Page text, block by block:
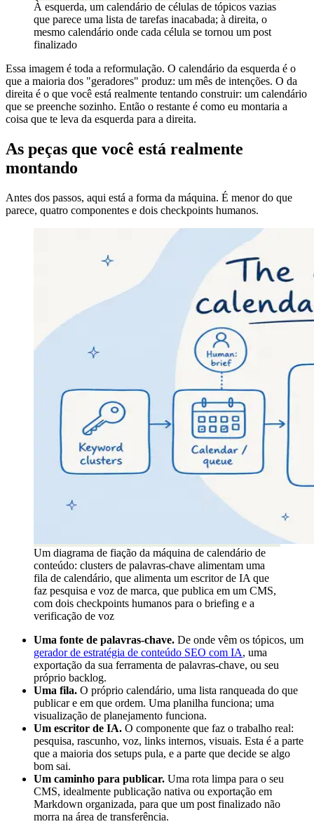
À esquerda, um calendário de células de tópicos vazias
que parece uma lista de tarefas inacabada; à direita, o
mesmo calendário onde cada célula se tornou um post
finalizado
Essa imagem é toda a reformulação. O calendário da esquerda é o
que a maioria dos "geradores" produz: um mês de intenções. O da
direita é o que você está realmente tentando construir: um calendário
que se preenche sozinho. Então o restante é como eu montaria a
coisa que te leva da esquerda para a direita.
As peças que você está realmente
montando
Antes dos passos, aqui está a forma da máquina. É menor do que
parece, quatro componentes e dois checkpoints humanos.
Um diagrama de fiação da máquina de calendário de
conteúdo: clusters de palavras-chave alimentam uma
fila de calendário, que alimenta um escritor de IA que
faz pesquisa e voz de marca, que publica em um CMS,
com dois checkpoints humanos para o briefing e a
verificação de voz
Uma fonte de palavras-chave. De onde vêm os tópicos, um
gerador de estratégia de conteúdo SEO com IA, uma
exportação da sua ferramenta de palavras-chave, ou seu
próprio backlog.
Uma fila. O próprio calendário, uma lista ranqueada do que
publicar e em que ordem. Uma planilha funciona; uma
visualização de planejamento funciona.
Um escritor de IA. O componente que faz o trabalho real:
pesquisa, rascunho, voz, links internos, visuais. Esta é a parte
que a maioria dos setups pula, e a parte que decide se algo
bom sai.
Um caminho para publicar. Uma rota limpa para o seu
CMS, idealmente publicação nativa ou exportação em
Markdown organizada, para que um post finalizado não
morra na área de transferência.